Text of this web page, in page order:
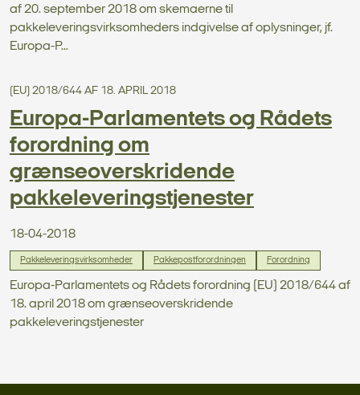
af 20. september 2018 om skemaerne til
pakkeleveringsvirksomheders indgivelse af oplysninger, jf.
Europa-P...
(EU) 2018/644 AF 18. APRIL 2018
Europa-Parlamentets og Rådets
forordning om
grænseoverskridende
pakkeleveringstjenester
18-04-2018
Pakkeleveringsvirksomheder Pakkepostforordningen Forordning
Europa-Parlamentets og Rådets forordning (EU) 2018/644 af
18. april 2018 om grænseoverskridende
pakkeleveringstjenester